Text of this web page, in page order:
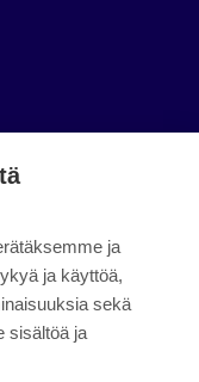
on tukea
ja
ja käyttöä,
sekä
sisältöä ja